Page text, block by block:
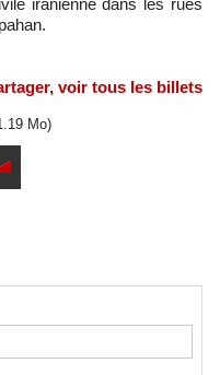
iranienne dans les rues
voir tous les billets
Mo)